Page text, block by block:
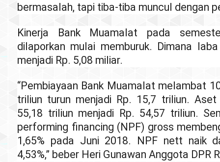
bermasalah, tapi tiba-tiba muncul dengan
Kinerja Bank Muamalat pada
dilaporkan mulai memburuk. Dimana
menjadi Rp. 5,08 miliar.
“Pembiayaan Bank Muamalat melambat
triliun turun menjadi Rp. 15,7 triliun.
55,18 triliun menjadi Rp. 54,57 triliun.
performing financing (NPF) gross
1,65% pada Juni 2018. NPF nett naik
4,53%,” beber Heri Gunawan Anggota DPR